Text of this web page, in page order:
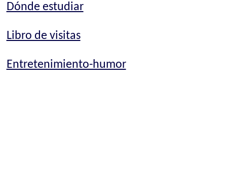
Dónde estudiar
Libro de visitas
Entretenimiento-humor